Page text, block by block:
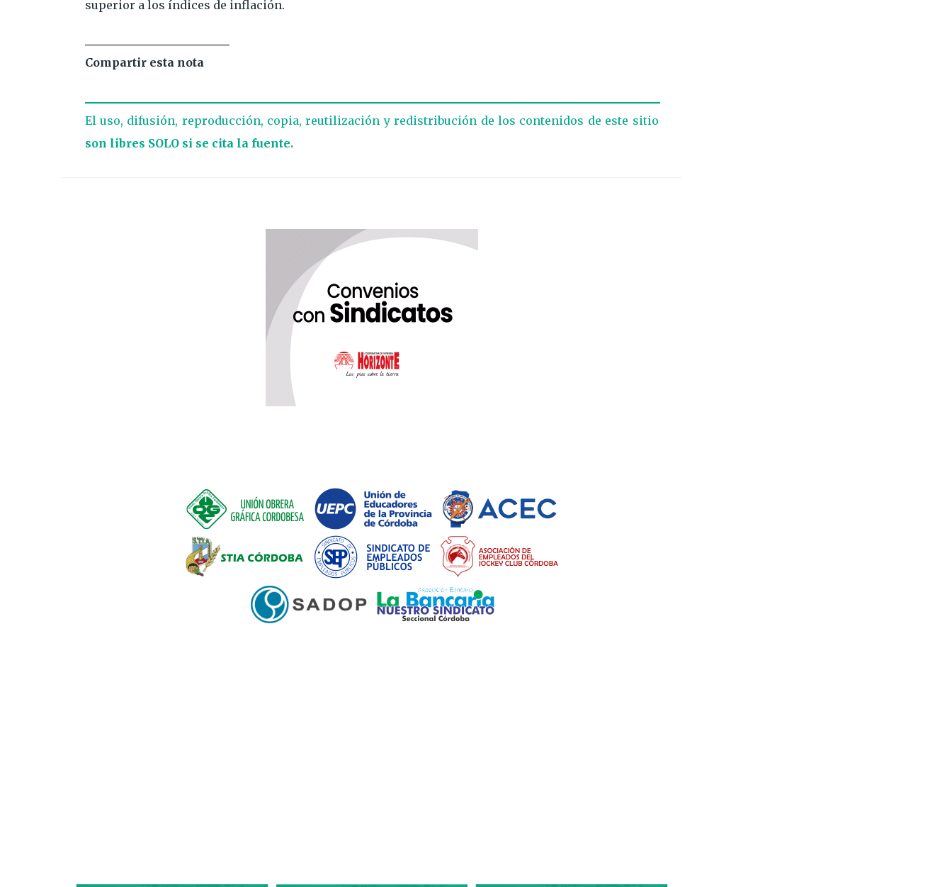
superior a los índices de inflación.
Compartir esta nota
El uso, difusión, reproducción, copia, reutilización y redistribución de los contenidos de este sitio
son libres SOLO si se cita la fuente.